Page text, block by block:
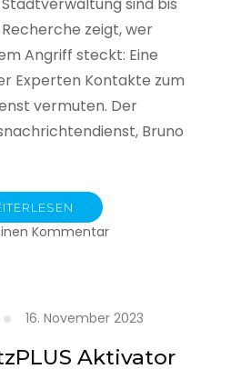
zeigt, wer
Angriff steckt: Eine
Experten Kontakte zum
vermuten. Der
Bruno
Kommentarzu
Schlacht
im
Netz
16. November 2023
Aktivator